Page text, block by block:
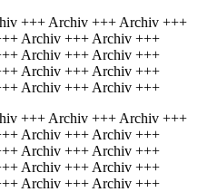
+++ Archiv +++ Archiv +++
Archiv +++ Archiv +++
Archiv +++ Archiv +++
Archiv +++ Archiv +++
Archiv +++ Archiv +++
+++ Archiv +++ Archiv +++
Archiv +++ Archiv +++
Archiv +++ Archiv +++
Archiv +++ Archiv +++
Archiv +++ Archiv +++